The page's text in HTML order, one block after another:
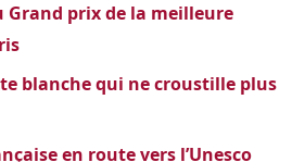
Grand prix de la meilleure
blanche qui ne croustille plus
en route vers l’Unesco